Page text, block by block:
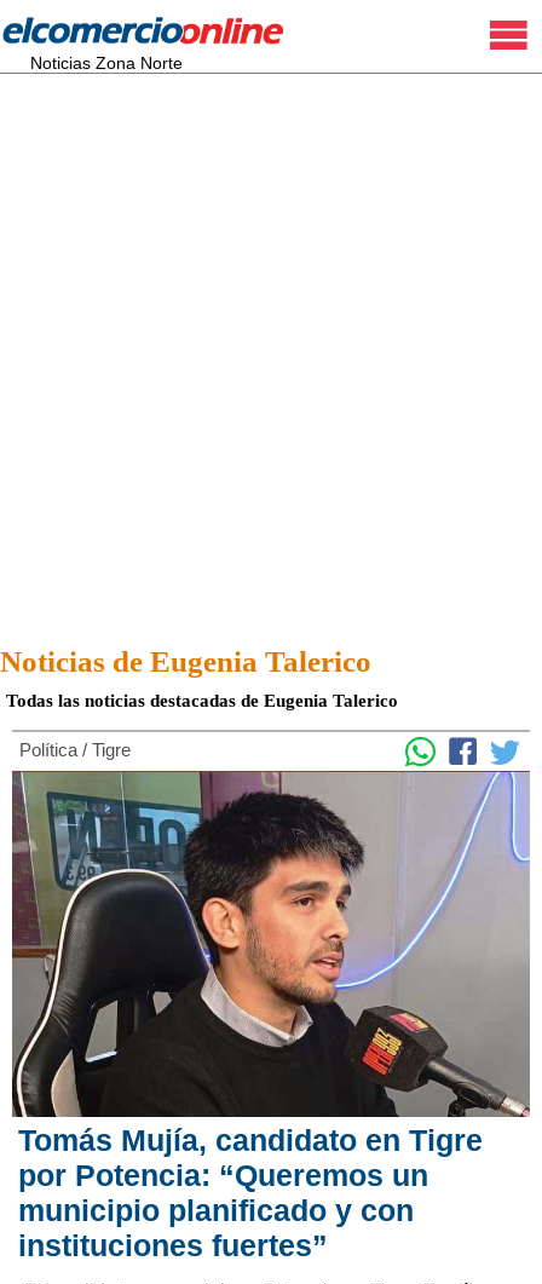
Noticias Zona Norte
Noticias de Eugenia Talerico
Todas las noticias destacadas de Eugenia Talerico
Política / Tigre
Tomás Mujía, candidato en Tigre
por Potencia: “Queremos un
municipio planificado y con
instituciones fuertes”